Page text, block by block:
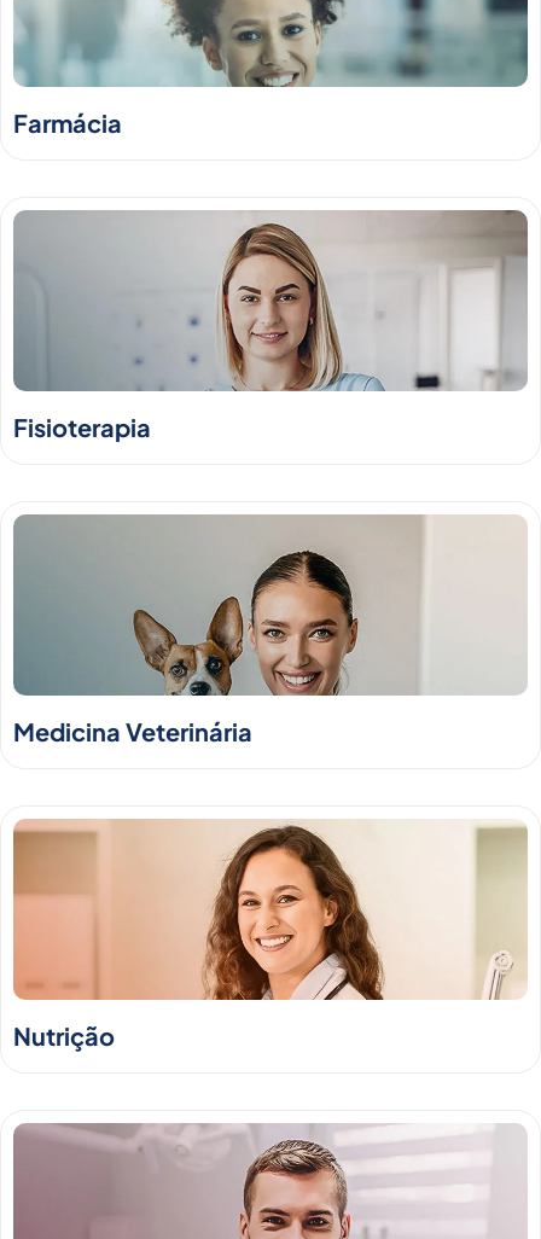
Farmácia
Fisioterapia
Medicina Veterinária
Nutrição